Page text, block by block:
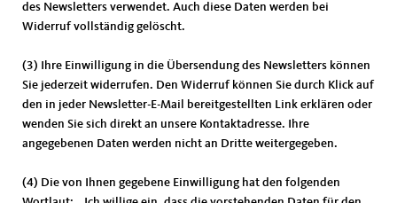
des Newsletters verwendet. Auch diese Daten werden bei
Widerruf vollständig gelöscht.
(3) Ihre Einwilligung in die Übersendung des Newsletters können
Sie jederzeit widerrufen. Den Widerruf können Sie durch Klick auf
den in jeder Newsletter-E-Mail bereitgestellten Link erklären oder
wenden Sie sich direkt an unsere Kontaktadresse. Ihre
angegebenen Daten werden nicht an Dritte weitergegeben.
(4) Die von Ihnen gegebene Einwilligung hat den folgenden